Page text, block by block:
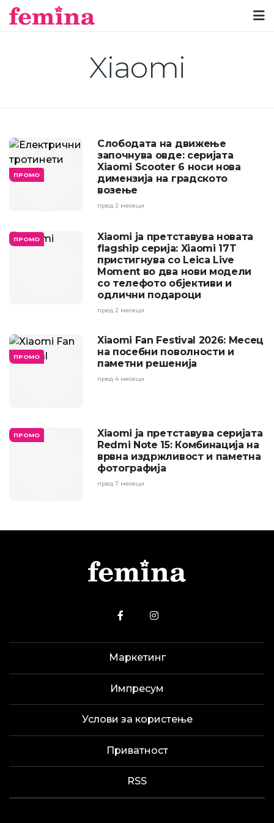
Xiaomi
ПРОМО
Слободата на движење
започнува овде: серијата
Xiaomi Scooter 6 носи нова
димензија на градското
возење
пред 2 месеци
ПРОМО
Xiaomi ја претставува новата
flagship серија: Xiaomi 17T
пристигнува со Leica Live
Moment во два нови модели
со телефото објективи и
одлични подароци
пред 2 месеци
ПРОМО
Xiaomi Fan Festival 2026: Месец
на посебни поволности и
паметни решенија
пред 4 месеци
ПРОМО
Xiaomi ја претставува серијата
Redmi Note 15: Комбинација на
врвна издржливост и паметна
фотографија
пред 7 месеци
Маркетинг
Импресум
Услови за користење
Приватност
RSS